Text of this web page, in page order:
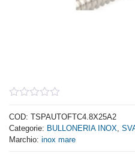
out
of
5
COD: TSPAUTOFTC4.8X25A2
Categorie: BULLONERIA INOX
Marchio: inox mare